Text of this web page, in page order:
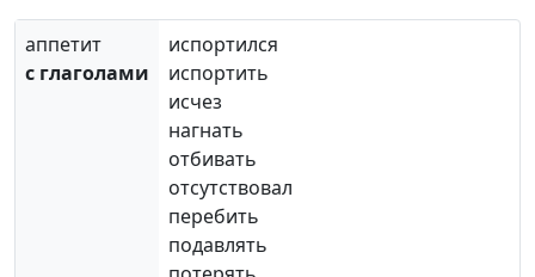
аппетит
c глаголами
испортился
испортить
исчез
нагнать
отбивать
отсутствовал
перебить
подавлять